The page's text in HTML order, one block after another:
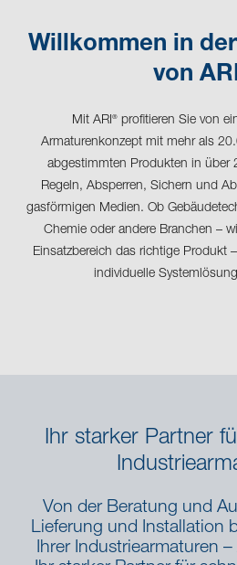
Willkommen in
von
Mit ARI®
profitieren Sie von
Armaturenkonzept mit mehr als
abgestimmten Produkten in über
Regeln, Absperren, Sichern und
gasförmigen Medien. Ob
Chemie oder andere Branchen –
Einsatzbereich das richtige Produkt
individuelle
Ihr starker Partner
Von der Beratung und
Lieferung und Installation
Ihrer Industriearmaturen